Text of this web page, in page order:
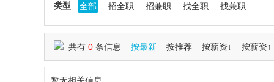
类型 全部 招全职 招兼职 找全职 找兼职
共有 0 条信息 按最新 按推荐 按薪资↓ 按薪资↑